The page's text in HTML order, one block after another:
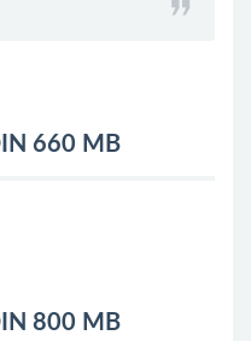
660 MB
800 MB